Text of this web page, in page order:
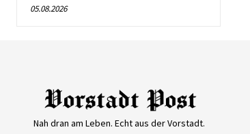
05.08.2026
Nah dran am Leben. Echt aus der Vorstadt.